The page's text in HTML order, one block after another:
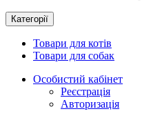
Категорії
Товари для котів
Товари для собак
Особистий кабінет
Реєстрація
Авторизація